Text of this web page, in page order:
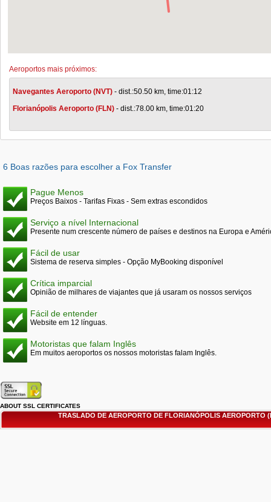
Aeroportos mais próximos:
Navegantes Aeroporto (NVT) - dist.:50.50 km, time:01:12
Florianópolis Aeroporto (FLN) - dist.:78.00 km, time:01:20
6 Boas razões para escolher a Fox Transfer
Pague Menos
Preços Baixos - Tarifas Fixas - Sem extras escondidos
Serviço a nível Internacional
Presente num crescente número de países e destinos na Europa e
Fácil de usar
Sistema de reserva simples - Opção MyBooking disponível
Crítica imparcial
Opinião de milhares de viajantes que já usaram os nossos serviços
Fácil de entender
Website em 12 línguas.
Motoristas que falam Inglês
Em muitos aeroportos os nossos motoristas falam Inglês.
ABOUT SSL CERTIFICATES
TRASLADO DE AEROPORTO DE FLORIANÓPOLIS AEROPORTO